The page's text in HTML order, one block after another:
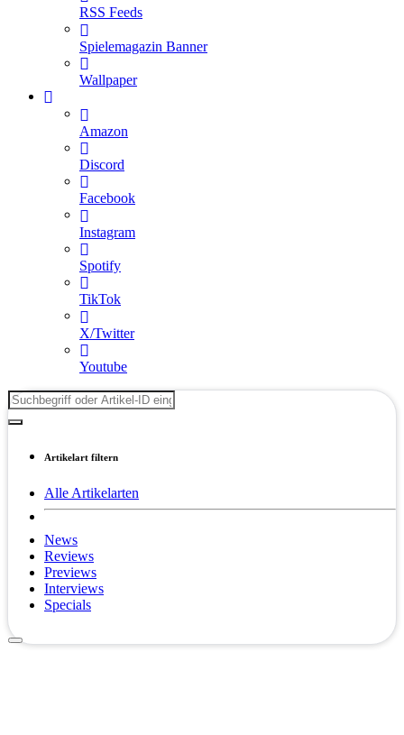
RSS Feeds
Spielemagazin Banner
Wallpaper
Amazon
Discord
Facebook
Instagram
Spotify
TikTok
X/Twitter
Youtube
Artikelart filtern
Alle Artikelarten
News
Reviews
Previews
Interviews
Specials